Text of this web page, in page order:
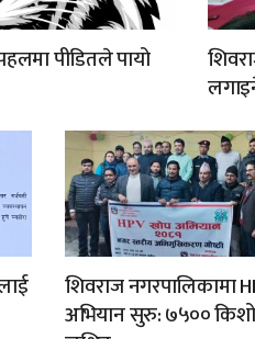
पीडितले पायो
शिवराज नगरपालिकामा
अभियान सुरु: ७५००